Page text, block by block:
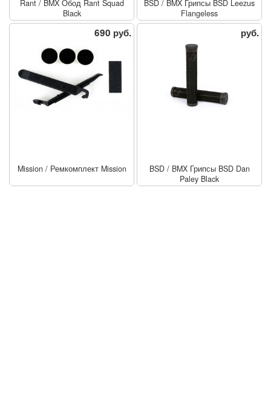
Rant/ BMX Обод Rant Squad
Black
BSD / BMX Грипсы BSD Leezus
Flangeless
690 руб.
Mission/ Ремкомплект Mission
руб.
BSD/ BMX Грипсы BSD Dan
Paley Black